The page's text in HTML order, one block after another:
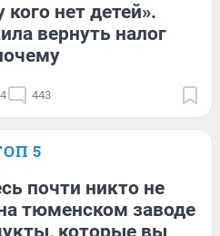
кого нет детей».
вернуть налог
443
5
почти никто не
тюменском заводе